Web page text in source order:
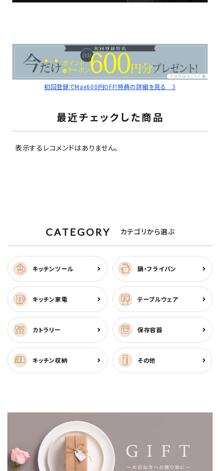
初回登録でMax600円OFF!特典の詳細を見る 》
最近チェックした商品
表示するレコメンドはありません。
CATEGORY カテゴリから選ぶ
キッチンツール 鍋・フライパン
キッチン家電 テーブルウェア
カトラリー 保存容器
キッチン収納 その他